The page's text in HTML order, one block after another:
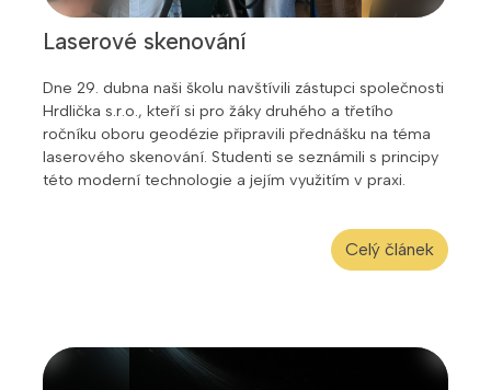
Laserové skenování
Dne 29. dubna naši školu navštívili zástupci společnosti
Hrdlička s.r.o., kteří si pro žáky druhého a třetího
ročníku oboru geodézie připravili přednášku na téma
laserového skenování. Studenti se seznámili s principy
této moderní technologie a jejím využitím v praxi.
Celý článek